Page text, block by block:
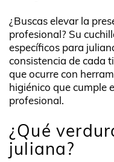
¿Buscas elevar la
profesional? Su
específicos para
consistencia de cada
que ocurre con
higiénico que cumple
profesional.
¿Qué
juliana?